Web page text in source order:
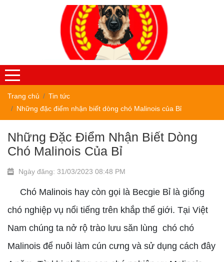
Trang chủ
Tin tức
Những đặc điểm nhận biết dòng chó Malinois của Bỉ
Những Đặc Điểm Nhận Biết Dòng
Chó Malinois Của Bỉ
Ngày đăng: 31/03/2023 08:48 PM
Chó Malinois hay còn gọi là Becgie Bỉ là giống
chó nghiệp vụ nổi tiếng trên khắp thế giới. Tại Việt
Nam chúng ta nở rộ trào lưu săn lùng chó chó
Malinois để nuôi làm cún cưng và sử dụng cách đây